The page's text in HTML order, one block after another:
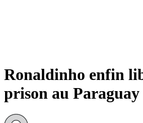
Ronaldinho enfin
prison au Paraguay